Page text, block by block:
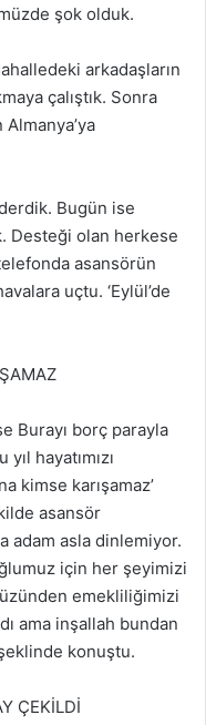
şok olduk.
arkadaşların
çalıştık. Sonra
Bugün ise
Desteği olan herkese
asansörün
uçtu. ‘Eylül’de
Burayı borç parayla
hayatımızı
kimse karışamaz’
asansör
adam asla dinlemiyor.
için her şeyimizi
emekliliğimizi
ama inşallah bundan
konuştu.
ÇEKİLDİ